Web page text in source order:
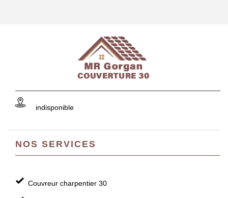
indisponible
NOS SERVICES
Couvreur charpentier 30